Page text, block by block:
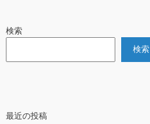
検索
検索
最近の投稿